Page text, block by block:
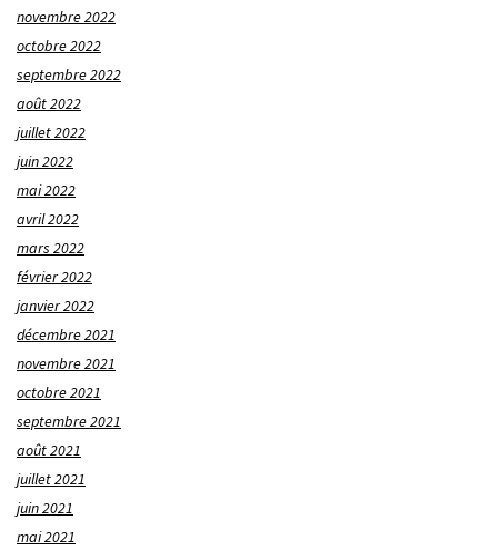
novembre 2022
octobre 2022
septembre 2022
août 2022
juillet 2022
juin 2022
mai 2022
avril 2022
mars 2022
février 2022
janvier 2022
décembre 2021
novembre 2021
octobre 2021
septembre 2021
août 2021
juillet 2021
juin 2021
mai 2021